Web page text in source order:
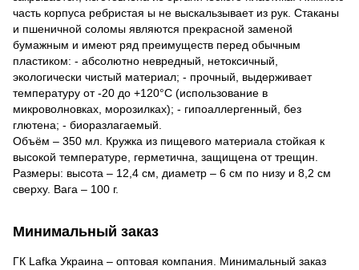
часть корпуса ребристая ы не выскальзывает из рук. Стаканы
и пшеничной соломы являются прекрасной заменой
бумажным и имеют ряд преимуществ перед обычным
пластиком: - абсолютно невредный, нетоксичный,
экологически чистый материал; - прочный, выдерживает
температуру от -20 до +120°С (использование в
микроволновках, морозилках); - гипоаллергенный, без
глютена; - биоразлагаемый.
Объём – 350 мл. Кружка из пищевого материала стойкая к
высокой температуре, герметична, защищена от трещин.
Размеры: высота – 12,4 см, диаметр – 6 см по низу и 8,2 см
сверху. Вага – 100 г.
Минимальный заказ
ГК Lafka Украина – оптовая компания. Минимальный заказ